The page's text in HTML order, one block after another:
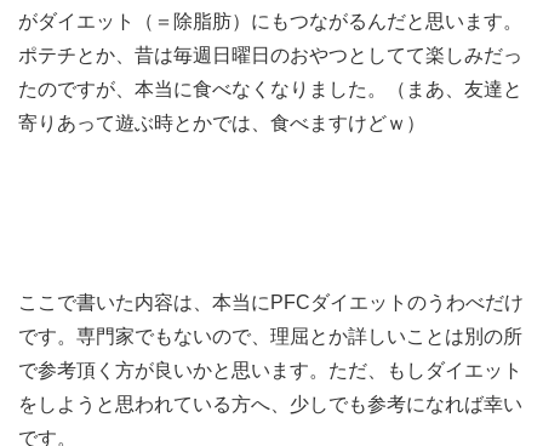
がダイエット（＝除脂肪）にもつながるんだと思います。
ポテチとか、昔は毎週日曜日のおやつとしてて楽しみだっ
たのですが、本当に食べなくなりました。（まあ、友達と
寄りあって遊ぶ時とかでは、食べますけどｗ）
ここで書いた内容は、本当にPFCダイエットのうわべだけ
です。専門家でもないので、理屈とか詳しいことは別の所
で参考頂く方が良いかと思います。ただ、もしダイエット
をしようと思われている方へ、少しでも参考になれば幸い
です。